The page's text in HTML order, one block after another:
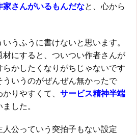
さんがいるもんだなと、心から
うふうに書けないと思います。
にすると、ついつい作者さんが
らかしたくなりがちじゃないです
いうのがぜんぜん無かったで
りやすくて、 サービス精神半端
した。
公っていう突拍子もない設定